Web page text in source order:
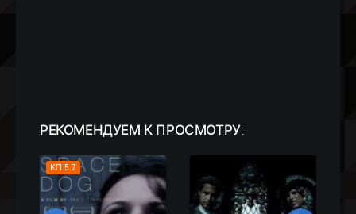
РЕКОМЕНДУЕМ К ПРОСМОТРУ:
КП 4.0
IMDB 3.3